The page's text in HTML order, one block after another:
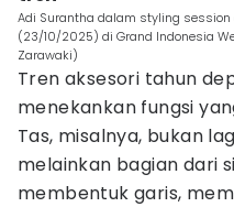
Adi Surantha dalam styling session
(23/10/2025) di Grand Indonesia
Zarawaki)
Tren aksesori tahun
menekankan fungsi
Tas, misalnya, bukan
melainkan bagian dari
membentuk garis,